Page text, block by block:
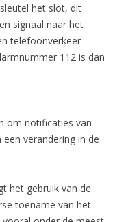
het slot, dit
signaal naar het
telefoonverkeer
112 is dan
om notificaties van
verandering in de
het gebruik van de
toename van het